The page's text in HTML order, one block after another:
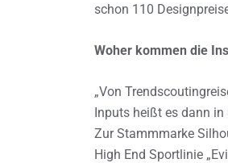
schon 110
Woher kommen die
„Von
Inputs heißt es dann in
Zur Stammmarke
High End Sportlinie